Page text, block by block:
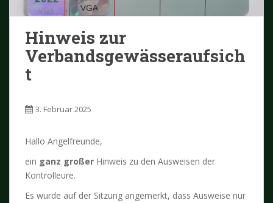
Hinweis zur
Verbandsgewässeraufsich
t
3. Februar 2025
Hallo Angelfreunde,
ein ganz großer Hinweis zu den Ausweisen der
Kontrolleure.
Es wurde auf der Sitzung angemerkt, dass Ausweise nur